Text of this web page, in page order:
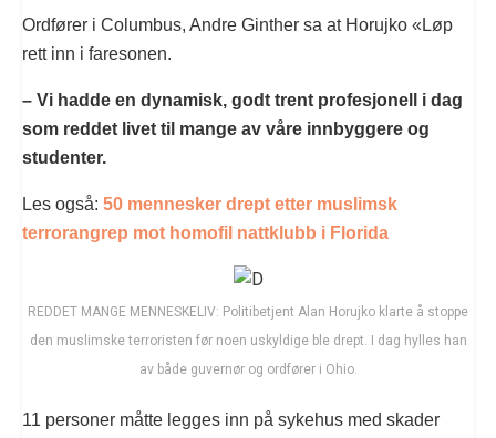
Ordfører i Columbus, Andre Ginther sa at Horujko «Løp
rett inn i faresonen.
– Vi hadde en dynamisk, godt trent profesjonell i dag
som reddet livet til mange av våre innbyggere og
studenter.
Les også: 50 mennesker drept etter muslimsk
terrorangrep mot homofil nattklubb i Florida
REDDET MANGE MENNESKELIV: Politibetjent Alan Horujko klarte å stoppe
den muslimske terroristen før noen uskyldige ble drept. I dag hylles han
av både guvernør og ordfører i Ohio.
11 personer måtte legges inn på sykehus med skader